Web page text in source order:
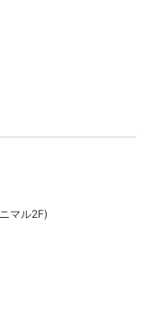
マル2F)